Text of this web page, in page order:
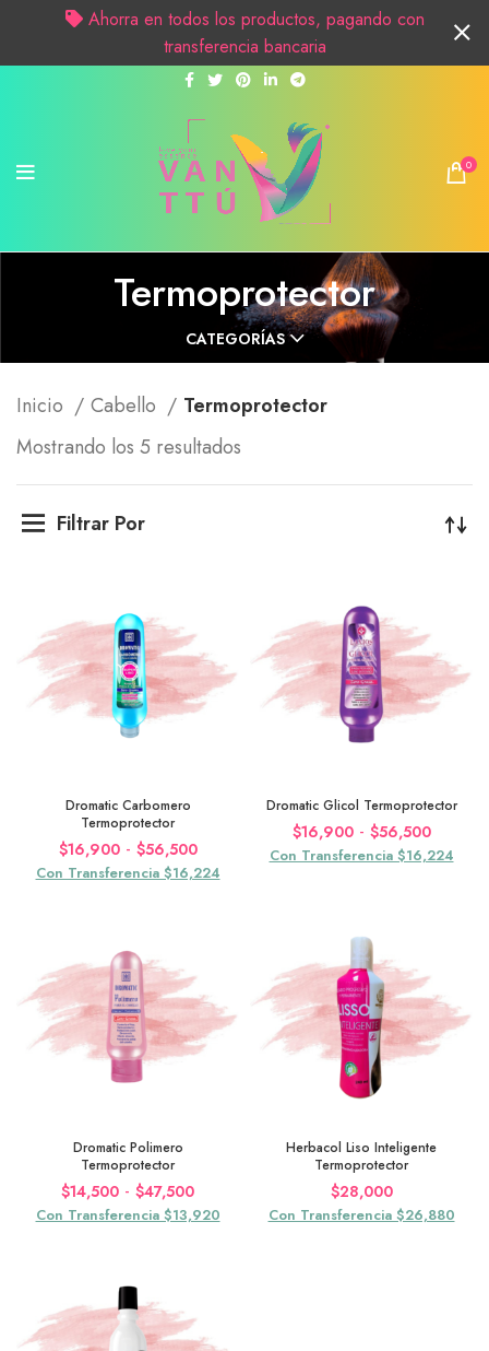
0
Termoprotector
CATEGORÍAS
Inicio Cabello
Termoprotector
Mostrando los 5 resultados
Filtrar Por
Dromatic Carbomero
Termoprotector
$16,900 - $56,500Rango
de
$56,500
Con Transferencia $16,224
Dromatic Glicol Termoprotector
$16,900 - $56,500Rango
de
Con Transferencia $16,224
Dromatic Polimero
Termoprotector
$14,500 - $47,500Rango
de
$47,500
Con Transferencia $13,920
Herbacol Liso Inteligente
Termoprotector
$28,000
Con Transferencia $26,880
Ahorra en todos los productos, pagando con
transferencia bancaria